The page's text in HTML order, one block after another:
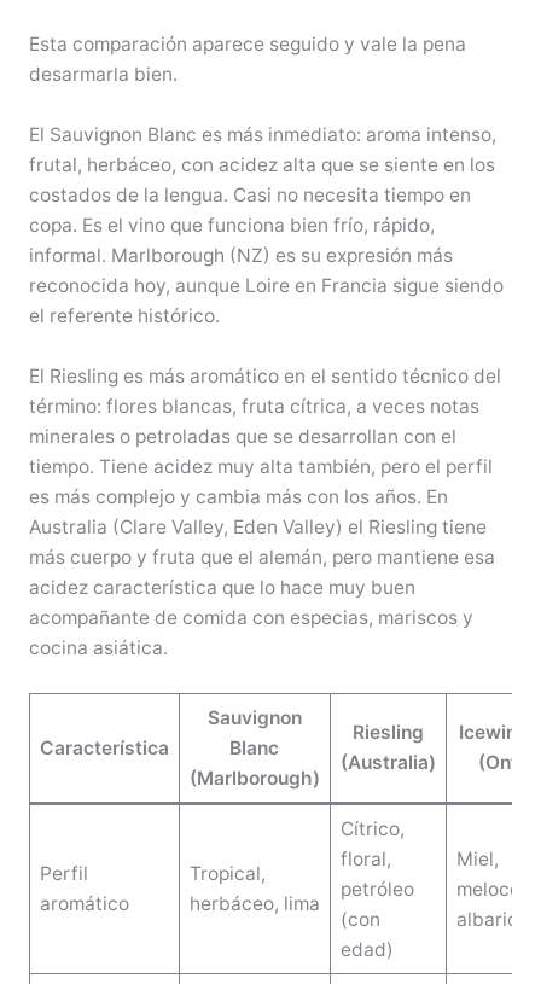
Esta comparación aparece seguido y vale la pena
desarmarla bien.
El Sauvignon Blanc es más inmediato: aroma intenso,
frutal, herbáceo, con acidez alta que se siente en los
costados de la lengua. Casi no necesita tiempo en
copa. Es el vino que funciona bien frío, rápido,
informal. Marlborough (NZ) es su expresión más
reconocida hoy, aunque Loire en Francia sigue siendo
el referente histórico.
El Riesling es más aromático en el sentido técnico del
término: flores blancas, fruta cítrica, a veces notas
minerales o petroladas que se desarrollan con el
tiempo. Tiene acidez muy alta también, pero el perfil
es más complejo y cambia más con los años. En
Australia (Clare Valley, Eden Valley) el Riesling tiene
más cuerpo y fruta que el alemán, pero mantiene esa
acidez característica que lo hace muy buen
acompañante de comida con especias, mariscos y
cocina asiática.
Característica
Sauvignon
Blanc
(Marlborough)
Riesling
(Australia)
Icewine
Perfil
aromático
Tropical,
herbáceo, lima
Cítrico,
floral,
petróleo
(con
edad)
Miel,